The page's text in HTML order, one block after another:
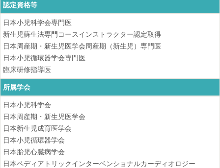
認定資格等
日本小児科学会専門医
新生児蘇生法専門コースインストラクター認定取得
日本周産期・新生児医学会周産期（新生児）専門医
日本小児循環器学会専門医
臨床研修指導医
所属学会
日本小児科学会
日本周産期・新生児医学会
日本新生児成育医学会
日本小児循環器学会
日本胎児心臓病学会
日本ペディアトリックインターベンショナルカーディオロジー